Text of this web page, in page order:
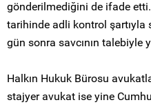
gönderilmediğini de ifade
tarihinde adli kontrol şartıyla
gün sonra savcının talebiyle
Halkın Hukuk Bürosu
stajyer avukat ise yine